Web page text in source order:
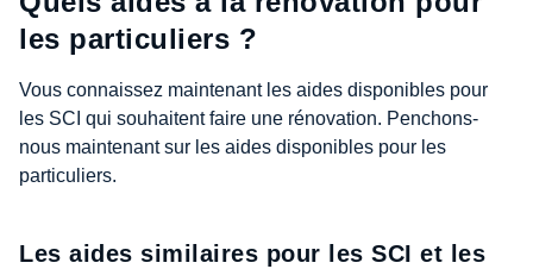
les particuliers ?
Vous connaissez maintenant les aides disponibles pour
les SCI qui souhaitent faire une rénovation. Penchons-
nous maintenant sur les aides disponibles pour les
particuliers.
Les aides similaires pour les SCI et les